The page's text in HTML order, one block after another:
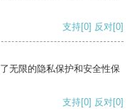
支持[0] 反对[0]
无限的隐私保护和安全性保
支持[0] 反对[0]